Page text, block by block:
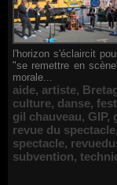
l'horizon s'éclaircit
"se remettre en
morale...
aide, artiste,
culture, danse,
gil chauveau, GIP,
revue du spectacle,
spectacle,
subvention,